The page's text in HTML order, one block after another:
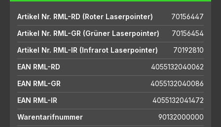
Artikel Nr. RML-RD (Roter Laserpointer)
70156447
Artikel Nr. RML-GR (Grüner Laserpointer)
70156454
Artikel Nr. RML-IR (Infrarot Laserpointer)
70192810
EAN RML-RD
4055132040062
EAN RML-GR
4055132040086
EAN RML-IR
4055132041472
Warentarifnummer
90132000000